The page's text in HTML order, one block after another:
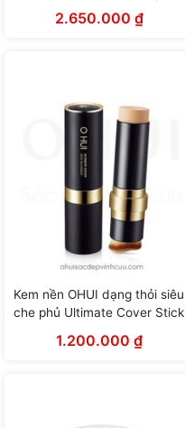
2 lõi)
2.650.000 ₫
Kem nền OHUI dạng thỏi siêu
che phủ Ultimate Cover Stick
1.200.000 ₫